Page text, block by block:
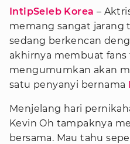
IntipSeleb Korea –
memang sangat jarang
sedang berkencan
akhirnya membuat fans
mengumumkan akan
satu penyanyi bernama
Menjelang hari
Kevin Oh tampaknya
bersama. Mau tahu